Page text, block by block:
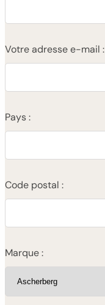
Votre adresse e-mail :
Pays :
Code postal :
Marque :